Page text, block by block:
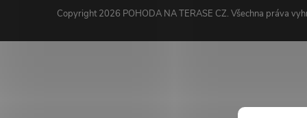
Copyright 2026 POHODA NA TERASE CZ. Všechna práva